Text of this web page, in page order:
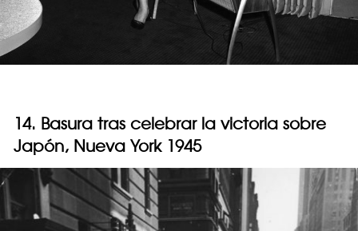
14. Basura tras celebrar la victoria sobre
Japón, Nueva York 1945